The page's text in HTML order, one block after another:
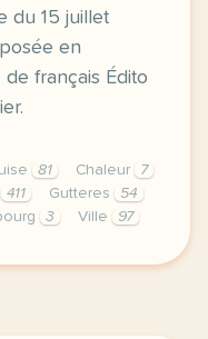
du 15 juillet
en
français Édito
81 Chaleur
7
411 Gutteres
54
3 Ville 97
de la nature